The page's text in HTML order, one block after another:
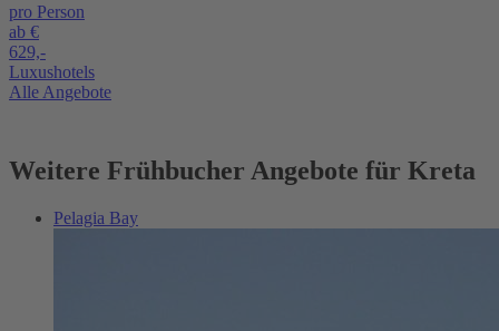
pro Person
ab €
629,-
Luxushotels
Alle Angebote
Weitere Frühbucher Angebote für Kreta
Pelagia Bay